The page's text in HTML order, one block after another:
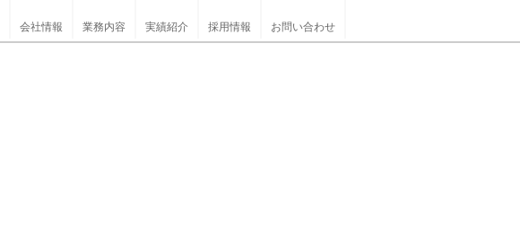
会社情報 業務内容 実績紹介 採用情報 お問い合わせ